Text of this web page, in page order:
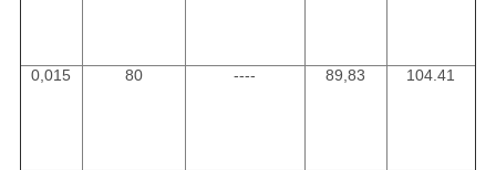
0,015 80 ---- 89,83 104.41